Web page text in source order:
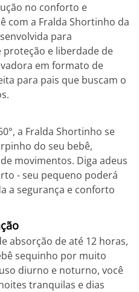
no conforto e
com a Fralda Shortinho da
para
e liberdade de
em formato de
para pais que buscam o
a Fralda Shortinho se
do seu bebê,
movimentos. Diga adeus
- seu pequeno poderá
a segurança e conforto
absorção de até 12 horas,
sequinho por muito
diurno e noturno, você
tranquilas e dias